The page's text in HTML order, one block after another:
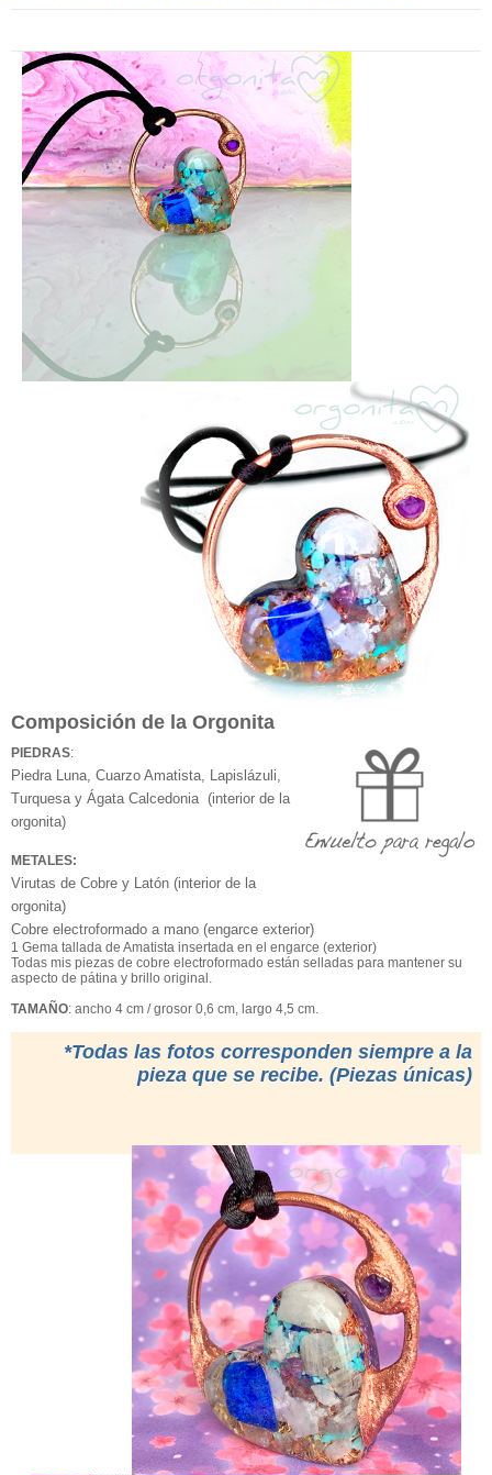
Composición de la Orgonita
PIEDRAS:
Piedra Luna, Cuarzo Amatista, Lapislázuli,
Turquesa y Ágata Calcedonia (interior de la
orgonita)
METALES:
Virutas de Cobre y Latón (interior de la
orgonita)
Cobre electroformado a mano (engarce exterior)
1 Gema tallada de Amatista insertada en el engarce (exterior)
Todas mis piezas de cobre electroformado están selladas para mantener su
aspecto de pátina y brillo original.
TAMAÑO: ancho 4 cm / grosor 0,6 cm, largo 4,5 cm.
*Todas las fotos corresponden siempre a la
pieza que se recibe. (Piezas únicas)